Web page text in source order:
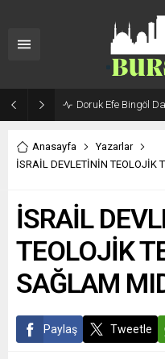
Anasayfa
Yazarlar
İSRAİL DEVLETİNİN TEOLOJİK
İSRAİL
TEOLOJİK
SAĞLAM
Paylaş Tweetle